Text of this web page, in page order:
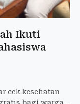
Ikuti
cek kesehatan
bagi warga